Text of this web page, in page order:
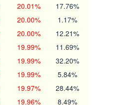
20.01% 17.76%
20.00% 1.17%
20.00% 12.21%
19.99% 11.69%
19.99% 32.20%
19.99% 5.84%
19.97% 28.44%
19.96% 8.49%